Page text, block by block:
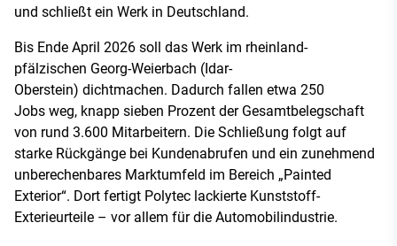
und schließt ein Werk in Deutschland.
Bis Ende April 2026 soll das Werk im rheinland-
pfälzischen Georg-Weierbach (Idar-
Oberstein) dichtmachen. Dadurch fallen etwa 250
Jobs weg, knapp sieben Prozent der Gesamtbelegschaft
von rund 3.600 Mitarbeitern. Die Schließung folgt auf
starke Rückgänge bei Kundenabrufen und ein zunehmend
unberechenbares Marktumfeld im Bereich „Painted
Exterior“. Dort fertigt Polytec lackierte Kunststoff-
Exterieurteile – vor allem für die Automobilindustrie.